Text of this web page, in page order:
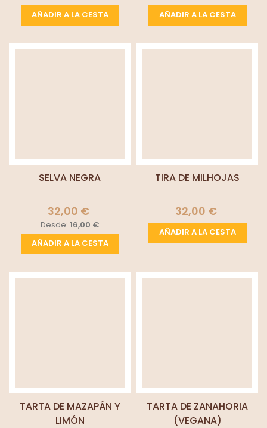
AÑADIR A LA CESTA
AÑADIR A LA CESTA
SELVA NEGRA
32,00 €
Desde: 16,00 €
AÑADIR A LA CESTA
TIRA DE MILHOJAS
32,00 €
AÑADIR A LA CESTA
TARTA DE MAZAPÁN Y
LIMÓN
TARTA DE ZANAHORIA
(VEGANA)